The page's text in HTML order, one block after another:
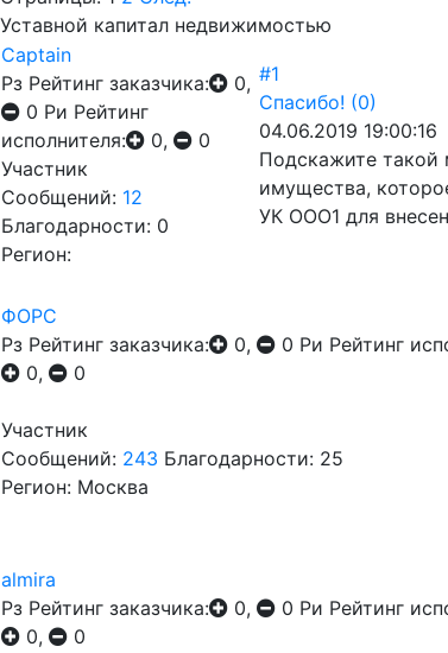
Уставной капитал недвижимостью
Captain
Рз Рейтинг заказчика:
0,
0 Ри Рейтинг
исполнителя:
0,
0
Участник
Сообщений: 12
Благодарности: 0
Регион:
#1
Спасибо! (0)
04.06.2019 19:00:16
Подскажите такой
имущества,
УК ООО1 для
ФОРС
Рз Рейтинг заказчика: 0, 0 Ри Рейтинг
0,
0
Участник
Сообщений: 243 Благодарности: 25
Регион: Москва
almira
Рз Рейтинг заказчика: 0, 0 Ри Рейтинг
0,
0